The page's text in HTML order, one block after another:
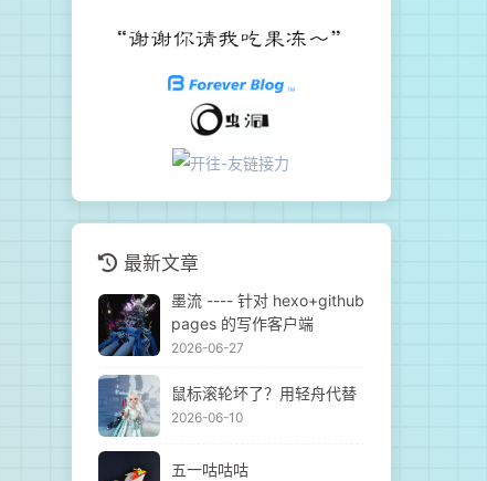
最新文章
墨流 ---- 针对 hexo+github
pages 的写作客户端
2026-06-27
鼠标滚轮坏了？用轻舟代替
2026-06-10
五一咕咕咕